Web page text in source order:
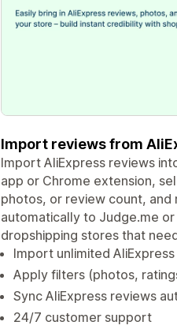
Import reviews from
Import AliExpress reviews
app or Chrome extension,
photos, or review count, and
automatically to Judge.me
dropshipping stores that
Import unlimited
Apply filters (photos,
Sync AliExpress reviews
24/7 customer support